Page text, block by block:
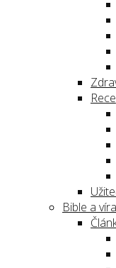
Bible a víra